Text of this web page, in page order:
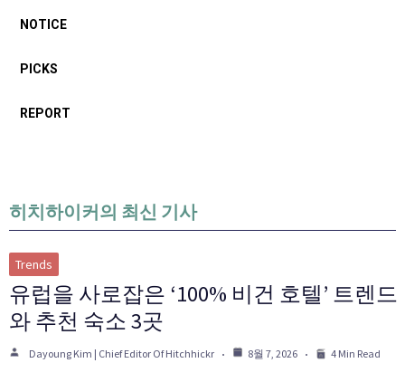
NOTICE
PICKS
REPORT
히치하이커의 최신 기사
Trends
유럽을 사로잡은 ‘100% 비건 호텔’ 트렌드
와 추천 숙소 3곳
Dayoung Kim | Chief Editor Of Hitchhickr 8월 7, 2026 4 Min Read